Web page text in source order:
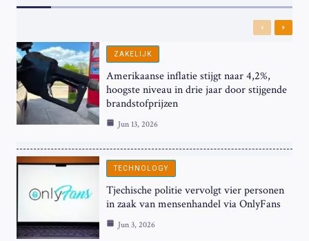
Previous
Next
ZAKELIJK
Amerikaanse inflatie stijgt naar 4,2%,
hoogste niveau in drie jaar door stijgende
brandstofprijzen
Jun 13, 2026
TECHNOLOGY
Tjechische politie vervolgt vier personen
in zaak van mensenhandel via OnlyFans
Jun 3, 2026